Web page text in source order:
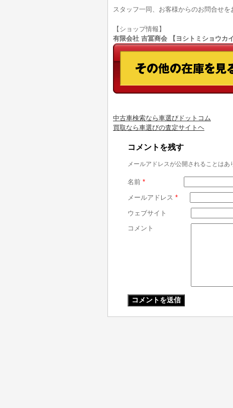
スタッフ一同、お客様からのお問合せを
【ショップ情報】
有限会社 吉冨商会 【ヨシトミショウ
中古車検索なら車選びドットコム
買取なら車選びの査定サイトヘ
コメントを残す
メールアドレスが公開されることはあ
名前 *
メールアドレス *
ウェブサイト
コメント